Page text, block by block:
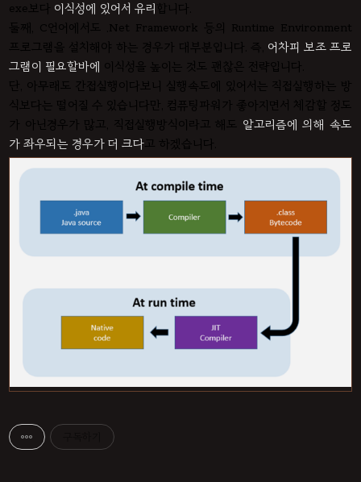
exe보다 이식성에 있어서 유리 합니다.
둘째, C언어에서도 .Net Framework 등의 Runtime Environment
프로그램을 설치해야 하는 경우가 대부분입니다. 즉, 어차피 보조 프로
그램이 필요할바에 이식성을 높이는 것도 괜찮은 전략입니다.
단, 아무래도 간접실행이다보니 실행속도에 있어서는 직접실행하는 방
식보다는 떨어질 수 있습니다만, 컴퓨팅파워가 좋아지면서 체감할 정도
가 아닌경우가 많고, 직접실행방식이라고 해도 알고리즘에 의해 속도
가 좌우되는 경우가 더 크다고 하겠습니다.